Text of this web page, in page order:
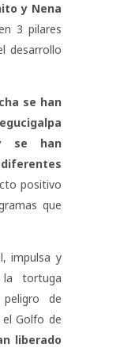
y Nena
3 pilares
desarrollo
se han
se han
positivo
que
impulsa y
la tortuga
de
Golfo de
liberado